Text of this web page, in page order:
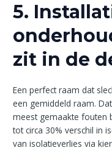
5.
zit in de
Een perfect raam dat
een gemiddeld raam.
meest gemaakte fouten
tot circa 30% verschil in
van isolatieverlies via